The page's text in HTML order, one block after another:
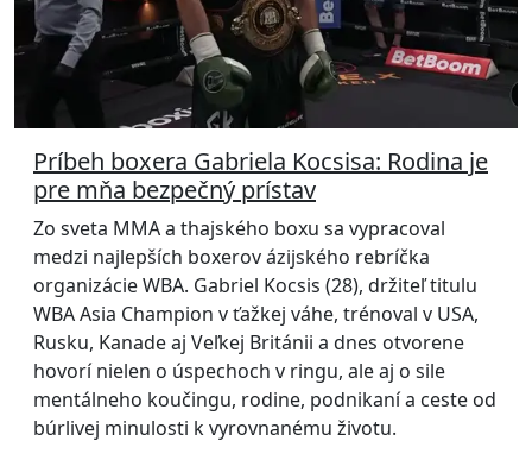
Príbeh boxera Gabriela Kocsisa: Rodina je
pre mňa bezpečný prístav
Zo sveta MMA a thajského boxu sa vypracoval
medzi najlepších boxerov ázijského rebríčka
organizácie WBA. Gabriel Kocsis (28), držiteľ titulu
WBA Asia Champion v ťažkej váhe, trénoval v USA,
Rusku, Kanade aj Veľkej Británii a dnes otvorene
hovorí nielen o úspechoch v ringu, ale aj o sile
mentálneho koučingu, rodine, podnikaní a ceste od
búrlivej minulosti k vyrovnanému životu.